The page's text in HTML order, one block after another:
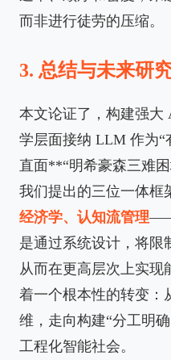
而非进行徒劳的压缩。
3. 总结与未来研
本文论证了，构建强大
学层面接纳 LLM 作为“
直面**“明希豪森三难
我们提出的三位一体
经济学、认知流管理——
是通过系统设计，将限
从而在更高层次上实现
着一个根本性的转变：
维，走向构建“分工明
工程化智能社会。